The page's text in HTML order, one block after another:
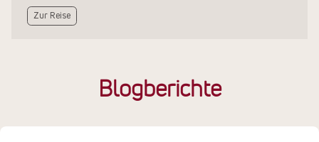
Zur Reise
Blogberichte